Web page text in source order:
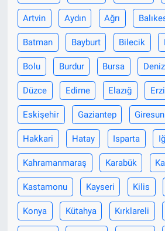
Artvin Aydın Ağrı
Batman Bayburt Bilecik
Bolu Burdur Bursa
Düzce Edirne Elazığ
Eskişehir Gaziantep Giresun
Hakkari Hatay Isparta
Kahramanmaraş Karabük
Kastamonu Kayseri Kilis
Konya Kütahya Kırklareli